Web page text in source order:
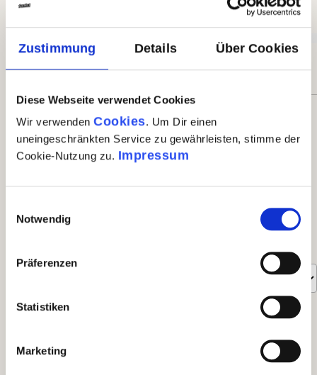
Zustimmung Details Über Cookies
Diese Webseite verwendet Cookies
Wir verwenden Cookies. Um Dir einen
uneingeschränkten Service zu gewährleisten, stimme der
Cookie-Nutzung zu. Impressum
Notwendig
Präferenzen
Statistiken
Marketing
0%
Bewerten Sie dieses Produkt!
Teilen Sie Ihre Erfahrungen mit anderen Kunden.
eigene Bewertung schreiben
Bewertungen nur in der aktuellen Sprache anzeigen.
7Bewertungen